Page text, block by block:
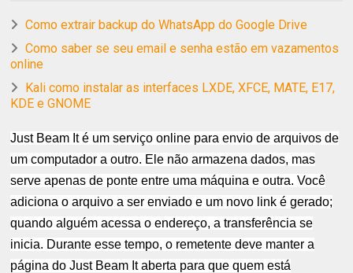
Como extrair backup do WhatsApp do Google Drive
Como saber se seu email e senha estão em vazamentos
online
Kali como instalar as interfaces LXDE, XFCE, MATE, E17,
KDE e GNOME
Just Beam It é um serviço online para envio de arquivos de
um computador a outro. Ele não armazena dados, mas
serve apenas de ponte entre uma máquina e outra.Você
adiciona o arquivo a ser enviado e um novo link é gerado;
quando alguém acessa o endereço, a transferência se
inicia. Durante esse tempo, o remetente deve manter a
página do Just Beam It aberta para que quem está